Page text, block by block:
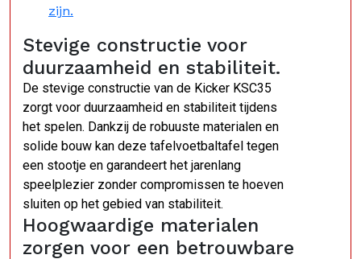
zijn.
Stevige constructie voor
duurzaamheid en stabiliteit.
De stevige constructie van de Kicker KSC35
zorgt voor duurzaamheid en stabiliteit tijdens
het spelen. Dankzij de robuuste materialen en
solide bouw kan deze tafelvoetbaltafel tegen
een stootje en garandeert het jarenlang
speelplezier zonder compromissen te hoeven
sluiten op het gebied van stabiliteit.
Hoogwaardige materialen
zorgen voor een betrouwbare